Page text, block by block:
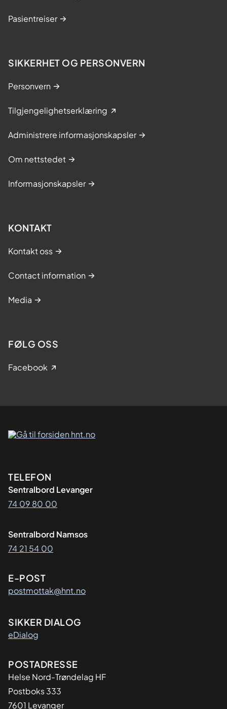
Pasientreiser
SIKKERHET OG PERSONVERN
Personvern
Tilgjengelighetserklæring
Administrere informasjonskapsler
Om nettstedet
Informasjonskapsler
KONTAKT
Kontakt oss
Contact information
Media
FØLG OSS
Facebook
Kontaktinformasjon
TELEFON
Sentralbord Levanger
74 09 80 00
Sentralbord Namsos
74 21 54 00
E-POST
postmottak@hnt.no
SIKKER DIALOG
eDialog
Adresse
POSTADRESSE
Helse Nord-Trøndelag HF
Postboks 333
7601 Levanger